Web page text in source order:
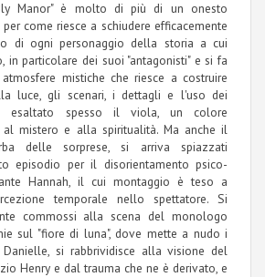
Manor" è molto di più di un onesto
come riesce a schiudere efficacemente
di ogni personaggio della storia a cui
in particolare dei suoi "antagonisti" e si fa
mistiche che riesce a costruire
luce, gli scenari, i dettagli e l'uso dei
esaltato spesso il viola, un colore
al mistero e alla spiritualità. Ma anche il
delle sorprese, si arriva spiazzati
episodio per il disorientamento psico-
Hannah, il cui montaggio è teso a
temporale nello spettatore. Si
commossi alla scena del monologo
sul "fiore di luna", dove mette a nudo i
si rabbrividisce alla visione del
Henry e dal trauma che ne è derivato, e